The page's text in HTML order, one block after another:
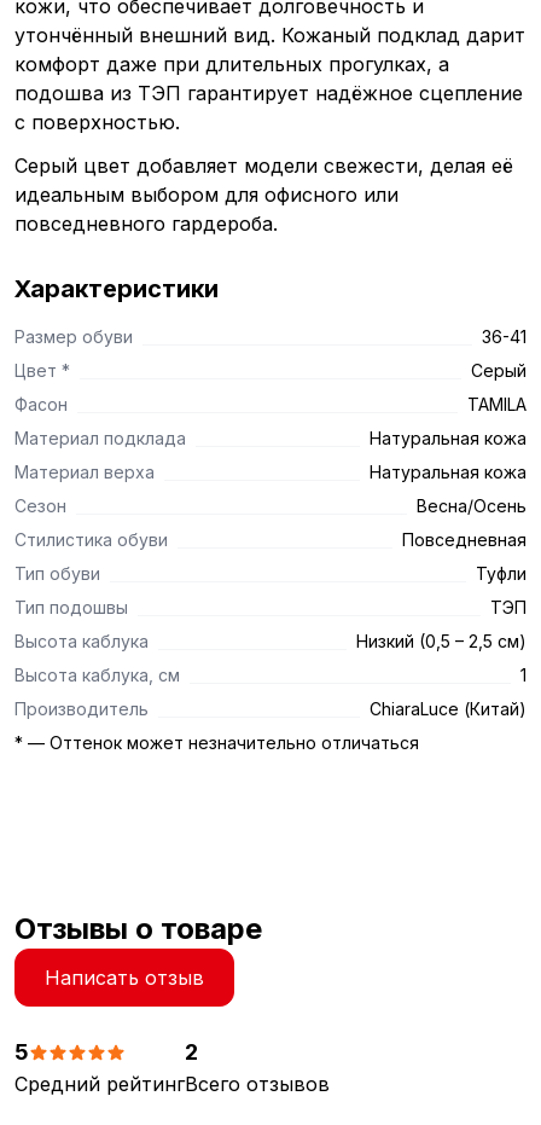
кожи, что обеспечивает долговечность и
утончённый внешний вид. Кожаный подклад дарит
комфорт даже при длительных прогулках, а
подошва из ТЭП гарантирует надёжное сцепление
с поверхностью.
Серый цвет добавляет модели свежести, делая её
идеальным выбором для офисного или
повседневного гардероба.
Характеристики
Размер обуви
36-41
Цвет *
Серый
Фасон
TAMILA
Материал подклада
Натуральная кожа
Материал верха
Натуральная кожа
Сезон
Весна/Осень
Стилистика обуви
Повседневная
Тип обуви
Туфли
Тип подошвы
ТЭП
Высота каблука
Низкий (0,5 – 2,5 см)
Высота каблука, см
1
Производитель
ChiaraLuce (Китай)
* — Оттенок может незначительно отличаться
Отзывы о товаре
Написать отзыв
5
Средний рейтинг
2
Всего отзывов